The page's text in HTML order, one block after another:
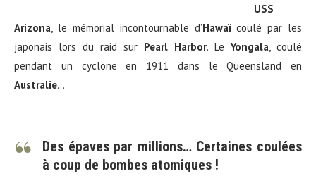
USS
Arizona, le mémorial incontournable d’Hawaïcoulé par les
japonais lors du raid sur Pearl Harbor. LeYongala, coulé
pendant un cyclone en 1911 dans le Queensland en
Australie…
Des épaves par millions… Certaines coulées
à coup de bombes atomiques !